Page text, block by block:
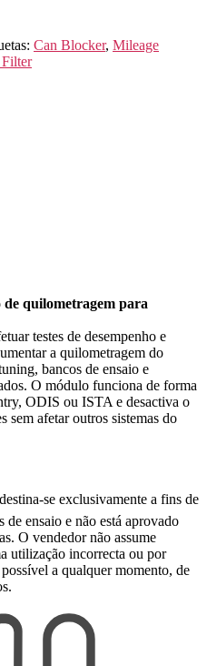
Can Blocker, Mileage
quilometragem para
testes de desempenho e
a quilometragem do
bancos de ensaio e
O módulo funciona de forma
ODIS ou ISTA e desactiva o
sem afetar outros sistemas do
se exclusivamente a fins de
de ensaio e não está aprovado
O vendedor não assume
utilização incorrecta ou por
a qualquer momento, de